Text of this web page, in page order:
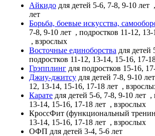
Айкидо для детей 5-6, 7-8, 9-10 лет
лет
Борьба, боевые искусства,
7-8, 9-10 лет , подростков 11-12,
, взрослых
Восточные единоборства для детей
подростков 11-12, 13-14, 15-16, 17-
Грэпплинг для подростков 15-16,
Джиу-джитсу для детей 7-8, 9-10 лет
12, 13-14, 15-16, 17-18 лет ,
Карате для детей 5-6, 7-8, 9-10 лет ,
13-14, 15-16, 17-18 лет , взрослых
КроссФит (функциональный
13-14, 15-16, 17-18 лет , взрослых
ОФП для детей 3-4, 5-6 лет